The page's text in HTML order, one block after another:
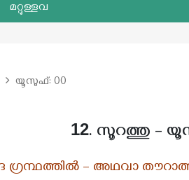
മറ്റുള്ളവ
യൂസുഫ്: 00
12. സൂറത്തു –
ഗ്രന്ഥത്തില്‍ – അഥവാ